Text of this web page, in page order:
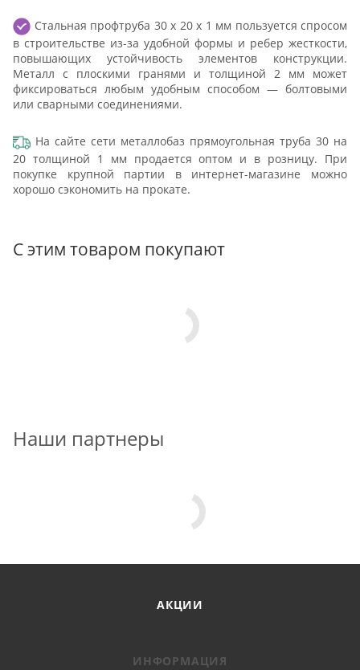
Стальная профтруба 30 х 20 х 1 мм пользуется спросом
в строительстве из-за удобной формы и ребер жесткости,
повышающих устойчивость элементов конструкции.
Металл с плоскими гранями и толщиной 2 мм может
фиксироваться любым удобным способом — болтовыми
или сварными соединениями.
На сайте сети металлобаз прямоугольная труба 30 на
20 толщиной 1 мм продается оптом и в розницу. При
покупке крупной партии в интернет-магазине можно
хорошо сэкономить на прокате.
С этим товаром покупают
Наши партнеры
АКЦИИ
ИНФОРМАЦИЯ